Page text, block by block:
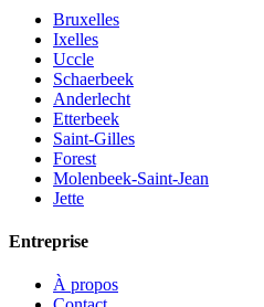
Bruxelles
Ixelles
Uccle
Schaerbeek
Anderlecht
Etterbeek
Saint-Gilles
Forest
Molenbeek-Saint-Jean
Jette
Entreprise
À propos